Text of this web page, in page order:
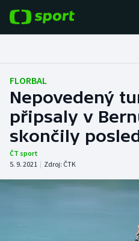
Fotbal
Hokej
Tenis
Atletika
FLORBAL
Nepovedený
připsaly v
skončily
ČT sport
5. 9. 2021 | Zdroj: ČTK